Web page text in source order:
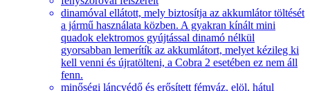
dinamóval ellátott, mely biztosítja az akkumlátor töltését
a jármű használata közben. A gyakran kínált mini
quadok elektromos gyújtással dinamó nélkül
gyorsabban lemerítík az akkumlátort, melyet kézileg ki
kell venni és újratölteni, a Cobra 2 esetében ez nem áll
fenn.
minőségi láncvédő és erősített fémváz, elöl, hátul